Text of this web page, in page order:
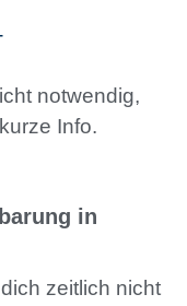
notwendig,
Info.
in
zeitlich nicht